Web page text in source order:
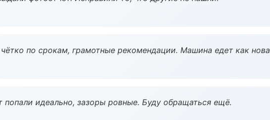
по срокам, грамотные рекомендации. Машина едет как
попали идеально, зазоры ровные. Буду обращаться ещё.